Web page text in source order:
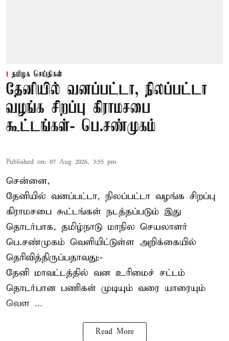
தமிழக செய்திகள்
தேனியில் வனப்பட்டா, நிலப்பட்டா
வழங்க சிறப்பு கிராமசபை
கூட்டங்கள்- பெ.சண்முகம்
Published on: 07 Aug 2026, 3:55 pm
சென்னை,
தேனியில் வனப்பட்டா, நிலப்பட்டா வழங்க சிறப்பு
கிராமசபை கூட்டங்கள் நடத்தப்படும் இது
தொடர்பாக, தமிழ்நாடு மாநில செயலாளர்
பெ.சண்முகம் வெளியிட்டுள்ள அறிக்கையில்
தெரிவித்திருப்பதாவது:-
தேனி மாவட்டத்தில் வன உரிமைச் சட்டம்
தொடர்பான பணிகள் முடியும் வரை யாரையும்
வெள ...
Read More